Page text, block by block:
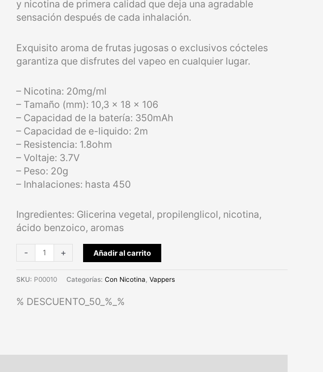
y nicotina de primera calidad que deja una agradable
sensación después de cada inhalación.
Exquisito aroma de frutas jugosas o exclusivos cócteles
garantiza que disfrutes del vapeo en cualquier lugar.
– Nicotina: 20mg/ml
– Tamaño (mm): 10,3 x 18 x 106
– Capacidad de la batería: 350mAh
– Capacidad de e-liquido: 2m
– Resistencia: 1.8ohm
– Voltaje: 3.7V
– Peso: 20g
– Inhalaciones: hasta 450
Ingredientes: Glicerina vegetal, propilenglicol, nicotina,
ácido benzoico, aromas
- + Añadir al carrito
SKU: P00010 Categorías: Con Nicotina, Vappers
% DESCUENTO_50_%_%